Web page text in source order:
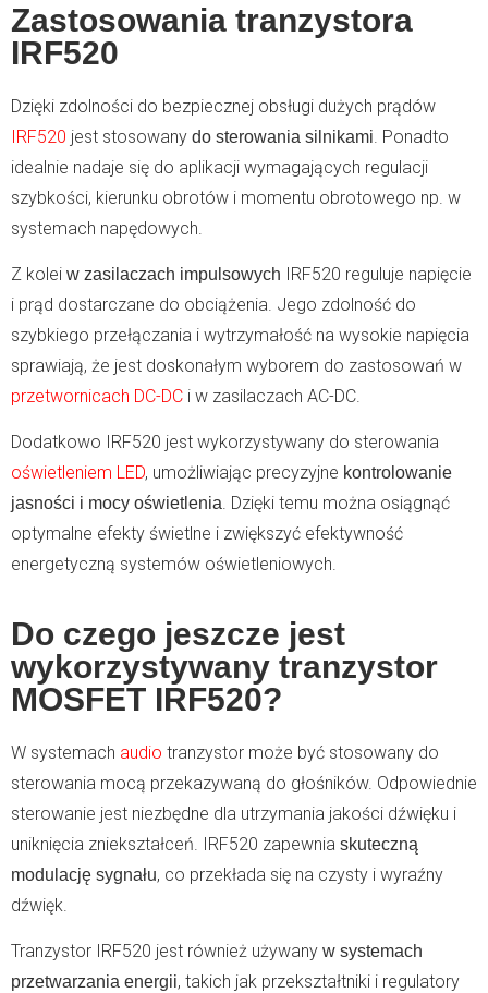
Zastosowania tranzystora
IRF520
Dzięki zdolności do bezpiecznej obsługi dużych prądów
IRF520 jest stosowany do sterowania silnikami . Ponadto
idealnie nadaje się do aplikacji wymagających regulacji
szybkości, kierunku obrotów i momentu obrotowego np. w
systemach napędowych.
Z kolei w zasilaczach impulsowych IRF520 reguluje napięcie
i prąd dostarczane do obciążenia. Jego zdolność do
szybkiego przełączania i wytrzymałość na wysokie napięcia
sprawiają, że jest doskonałym wyborem do zastosowań w
przetwornicach DC-DC i w zasilaczach AC-DC.
Dodatkowo IRF520 jest wykorzystywany do sterowania
oświetleniem LED, umożliwiając precyzyjne kontrolowanie
jasności i mocy oświetlenia. Dzięki temu można osiągnąć
optymalne efekty świetlne i zwiększyć efektywność
energetyczną systemów oświetleniowych.
Do czego jeszcze jest
wykorzystywany tranzystor
MOSFET IRF520?
W systemach audio tranzystor może być stosowany do
sterowania mocą przekazywaną do głośników. Odpowiednie
sterowanie jest niezbędne dla utrzymania jakości dźwięku i
uniknięcia zniekształceń. IRF520 zapewnia skuteczną
modulację sygnału, co przekłada się na czysty i wyraźny
dźwięk.
Tranzystor IRF520 jest również używany w systemach
przetwarzania energii, takich jak przekształtniki i regulatory